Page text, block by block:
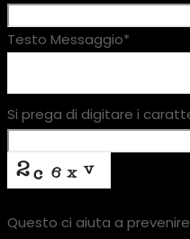
Testo Messaggio*
Si prega di digitare i
Questo ci aiuta a